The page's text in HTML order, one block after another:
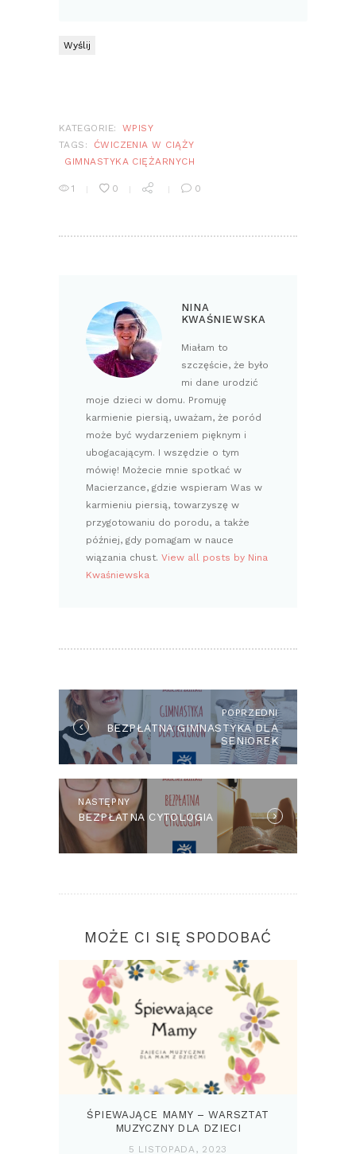
KATEGORIE:
WPISY
TAGS:
ĆWICZENIA W CIĄŻY
GIMNASTYKA CIĘŻARNYCH
1 0 0
NINA
KWAŚNIEWSKA
Miałam to
szczęście, że było
mi dane urodzić
moje dzieci w domu. Promuję
karmienie piersią, uważam, że poród
może być wydarzeniem pięknym i
ubogacającym. I wszędzie o tym
mówię! Możecie mnie spotkać w
Macierzance, gdzie wspieram Was w
karmieniu piersią, towarzyszę w
przygotowaniu do porodu, a także
później, gdy pomagam w nauce
wiązania chust. View all posts by Nina
Kwaśniewska
POPRZEDNIPrevious
post:
BEZPŁATNA GIMNASTYKA DLA
SENIOREK
NASTĘPNY Next
post:
BEZPŁATNA CYTOLOGIA
MOŻE CI SIĘ SPODOBAĆ
ŚPIEWAJĄCE MAMY – WARSZTAT
MUZYCZNY DLA DZIECI
5 LISTOPADA, 2023